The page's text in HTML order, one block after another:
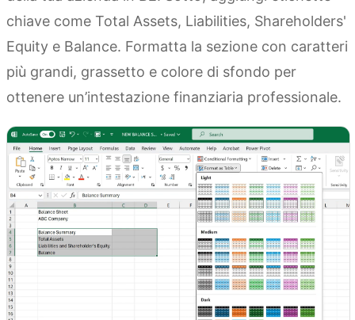
chiave come Total Assets, Liabilities, Shareholders'
Equity e Balance. Formatta la sezione con caratteri
più grandi, grassetto e colore di sfondo per
ottenere un’intestazione finanziaria professionale.